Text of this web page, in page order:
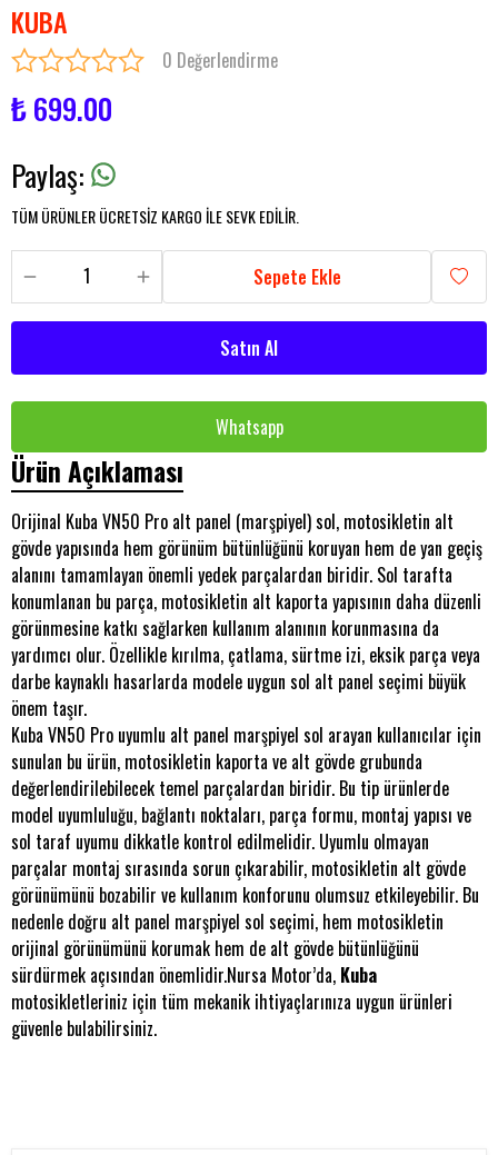
KUBA
0 Değerlendirme
₺ 699.00
Paylaş:
TÜM ÜRÜNLER ÜCRETSİZ KARGO İLE SEVK EDİLİR.
Sepete Ekle
Satın Al
Whatsapp
Ürün Açıklaması
Orijinal Kuba VN50 Pro alt panel (marşpiyel) sol, motosikletin alt
gövde yapısında hem görünüm bütünlüğünü koruyan hem de yan geçiş
alanını tamamlayan önemli yedek parçalardan biridir. Sol tarafta
konumlanan bu parça, motosikletin alt kaporta yapısının daha düzenli
görünmesine katkı sağlarken kullanım alanının korunmasına da
yardımcı olur. Özellikle kırılma, çatlama, sürtme izi, eksik parça veya
darbe kaynaklı hasarlarda modele uygun sol alt panel seçimi büyük
önem taşır.
Kuba VN50 Pro uyumlu alt panel marşpiyel sol arayan kullanıcılar için
sunulan bu ürün, motosikletin kaporta ve alt gövde grubunda
değerlendirilebilecek temel parçalardan biridir. Bu tip ürünlerde
model uyumluluğu, bağlantı noktaları, parça formu, montaj yapısı ve
sol taraf uyumu dikkatle kontrol edilmelidir. Uyumlu olmayan
parçalar montaj sırasında sorun çıkarabilir, motosikletin alt gövde
görünümünü bozabilir ve kullanım konforunu olumsuz etkileyebilir. Bu
nedenle doğru alt panel marşpiyel sol seçimi, hem motosikletin
orijinal görünümünü korumak hem de alt gövde bütünlüğünü
sürdürmek açısından önemlidir.Nursa Motor’da, Kuba
motosikletleriniz için tüm mekanik ihtiyaçlarınıza uygun ürünleri
güvenle bulabilirsiniz.